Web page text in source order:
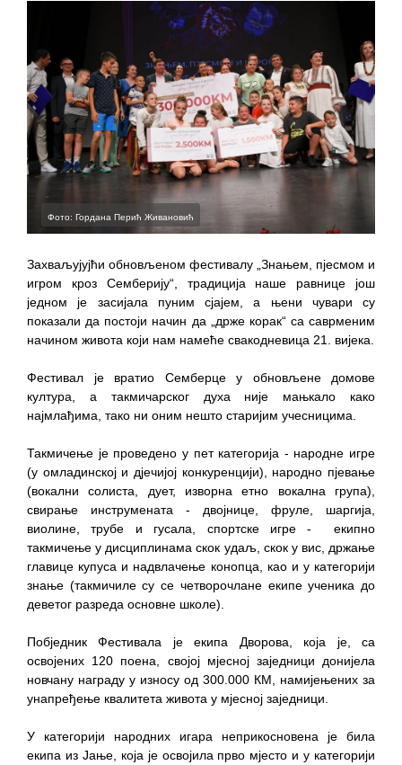
ПРЕЛИМИНАРНA РАНГ ЛИСТA
КАНДИДАТА КОЈИ СУ ОСТВАРИЛИ ПРАВО
НА ГРАДСКИ МЈЕСЕЧНИ БОРАЧКИ
ДОДАТАК ЗА ДЕМОБИЛИСАНЕ БОРЦЕ
ВОЈСКЕ РЕПУБЛИКЕ СРПСКЕ У СТАЊУ
СОЦИЈАЛНЕ ПОТРЕБЕ
Обрасци захтјева за регресирано
гориво доступни од 13. марта до 15.
новембра
Захтјев за издавање ПОНОСНЕ КАРТИЦЕ
Обавјештење о забрани саобраћаја 6. и
7. августа
Обавјештење за предузетника - Вера
Фото: Гордана Перић Живановић
Захваљујујћи обновљеном фестивалу „Знањем, пјесмом и
игром кроз Семберију“, традиција наше равнице још
једном је засијала пуним сјајем, а њени чувари су
показали да постоји начин да „држе корак“ са саврменим
начином живота који нам намеће свакодневица 21. вијека.
Фестивал је вратио Семберце у обновљене домове
култура, а такмичарског духа није мањкало како
најмлађима, тако ни оним нешто старијим учесницима.
Такмичење је проведено у пет категорија - народне игре
(у омладинској и дјечијој конкуренцији), народно пјевање
(вокални солиста, дует, изворна етно вокална група),
свирање инструмената - двојнице, фруле, шаргија,
виолине, трубе и гусала, спортске игре - екипно
такмичење у дисциплинама скок удаљ, скок у вис, држање
главице купуса и надвлачење конопца, као и у категорији
знање (такмичиле су се четворочлане екипе ученика до
деветог разреда основне школе).
Побједник Фестивала је екипа Дворова, која је, са
освојених 120 поена, својој мјесној заједници донијела
новчану награду у износу од 300.000 КМ, намијењених за
унапређење квалитета живота у мјесној заједници.
У категорији народних игара неприкосновена је била
екипа из Јање, која је освојила прво мјесто и у категорији